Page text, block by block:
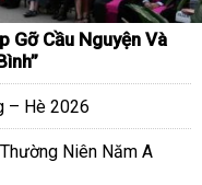
Gỡ Cầu Nguyện Và
– Hè 2026
Niên Năm A